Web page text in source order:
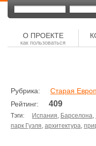
О ПРОЕКТЕ
как пользоваться
Рубрика: Старая
Рейтинг: 409
Тэги: Испания, Барселона,
парк Гуэля, архитектура,